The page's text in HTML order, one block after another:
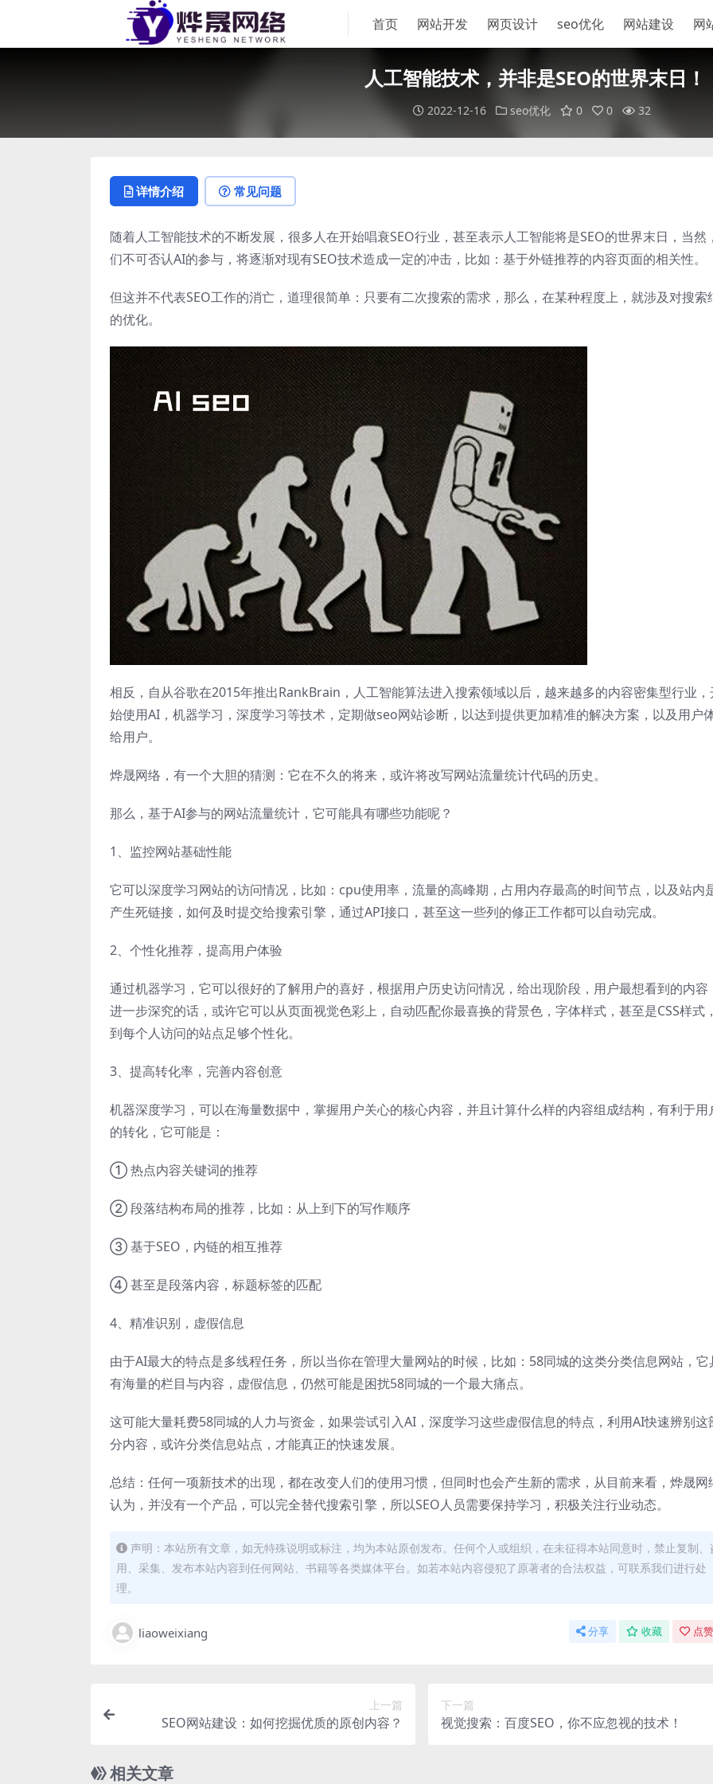
首页 网站开发 网页设计 seo优化 网站建设 网
人工智能技术，并非是SEO的世界末日！
2022-12-16 seo优化 0 0 32
详情介绍 常见问题
随着人工智能技术的不断发展，很多人在开始唱衰SEO行业，甚至表示人工智能将是SEO的世界末日，当然
们不可否认AI的参与，将逐渐对现有SEO技术造成一定的冲击，比如：基于外链推荐的内容页面的相关性。
但这并不代表SEO工作的消亡，道理很简单：只要有二次搜索的需求，那么，在某种程度上，就涉及对搜索
的优化。
相反，自从谷歌在2015年推出RankBrain，人工智能算法进入搜索领域以后，越来越多的内容密集型行业，
始使用AI，机器学习，深度学习等技术，定期做seo网站诊断，以达到提供更加精准的解决方案，以及用户
给用户。
烨晟网络，有一个大胆的猜测：它在不久的将来，或许将改写网站流量统计代码的历史。
那么，基于AI参与的网站流量统计，它可能具有哪些功能呢？
1、监控网站基础性能
它可以深度学习网站的访问情况，比如：cpu使用率，流量的高峰期，占用内存最高的时间节点，以及站内
产生死链接，如何及时提交给搜索引擎，通过API接口，甚至这一些列的修正工作都可以自动完成。
2、个性化推荐，提高用户体验
通过机器学习，它可以很好的了解用户的喜好，根据用户历史访问情况，给出现阶段，用户最想看到的内容
进一步深究的话，或许它可以从页面视觉色彩上，自动匹配你最喜换的背景色，字体样式，甚至是CSS样式
到每个人访问的站点足够个性化。
3、提高转化率，完善内容创意
机器深度学习，可以在海量数据中，掌握用户关心的核心内容，并且计算什么样的内容组成结构，有利于用
的转化，它可能是：
① 热点内容关键词的推荐
② 段落结构布局的推荐，比如：从上到下的写作顺序
③ 基于SEO，内链的相互推荐
④ 甚至是段落内容，标题标签的匹配
4、精准识别，虚假信息
由于AI最大的特点是多线程任务，所以当你在管理大量网站的时候，比如：58同城的这类分类信息网站，它
有海量的栏目与内容，虚假信息，仍然可能是困扰58同城的一个最大痛点。
这可能大量耗费58同城的人力与资金，如果尝试引入AI，深度学习这些虚假信息的特点，利用AI快速辨别这
分内容，或许分类信息站点，才能真正的快速发展。
总结：任何一项新技术的出现，都在改变人们的使用习惯，但同时也会产生新的需求，从目前来看，烨晟网
认为，并没有一个产品，可以完全替代搜索引擎，所以SEO人员需要保持学习，积极关注行业动态。
声明：本站所有文章，如无特殊说明或标注，均为本站原创发布。任何个人或组织，在未征得本站同意时，禁止复制、
用、采集、发布本站内容到任何网站、书籍等各类媒体平台。如若本站内容侵犯了原著者的合法权益，可联系我们进行处
理。
liaoweixiang 分享 收藏 点
上一篇
SEO网站建设：如何挖掘优质的原创内容？
下一篇
视觉搜索：百度SEO，你不应忽视的技术！
相关文章